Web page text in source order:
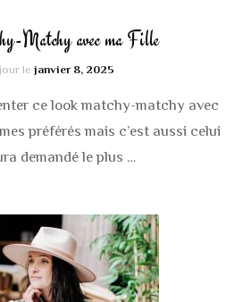
Matchy avec ma Fille
le janvier 8, 2025
ce look matchy-matchy avec
préférés mais c’est aussi celui
demandé le plus …